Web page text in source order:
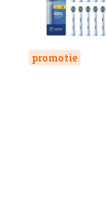
promotie
Beoordeling is 9,0